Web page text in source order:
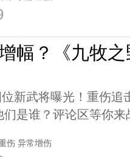
幅？《九牧
位新武将曝光！重伤
是谁？评论区等你来
伤 异常增伤